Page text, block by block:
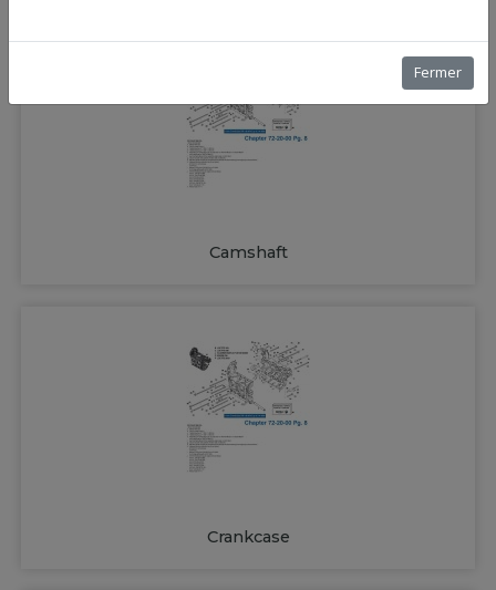
Camshaft
Crankcase
Fermer